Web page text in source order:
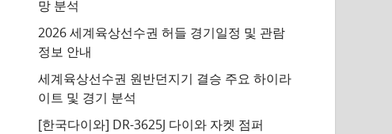
망 분석
2026 세계육상선수권 허들 경기일정 및 관람
정보 안내
세계육상선수권 원반던지기 결승 주요 하이라
이트 및 경기 분석
[한국다이와] DR-3625J 다이와 자켓 점퍼